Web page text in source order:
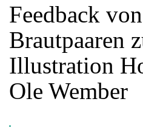
Feedback
Brautpaaren
Illustration
Ole Wember